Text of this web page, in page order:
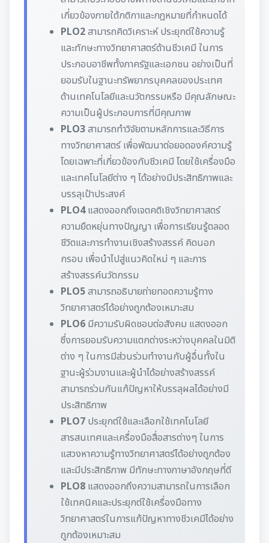
เกี่ยวข้องภายใต้กติกาและกฎหมายที่กำหนดได้
PLO2สามารถคิดวิเคราะห์ ประยุกต์ใช้ความรู้
และทักษะทางวิทยาศาสตร์ด้านชีวเคมี ในการ
ประกอบอาชีพทั้งภาครัฐและเอกชน อย่างเป็นที่
ยอมรับในฐานะทรัพยากรบุคคลของประเทศ
ด้านเทคโนโลยีและนวัตกรรมหรือ มีคุณลักษณะ
ความเป็นผู้ประกอบการที่มีคุณภาพ
PLO3สามารถทำวิจัยตามหลักการและวิธีการ
ทางวิทยาศาสตร์ เพื่อพัฒนาต่อยอดองค์ความรู้
โดยเฉพาะที่เกี่ยวข้องกับชีวเคมี โดยใช้เครื่องมือ
และเทคโนโลยีต่าง ๆ ได้อย่างมีประสิทธิภาพและ
บรรลุเป้าประสงค์
PLO4แสดงออกถึงเจตคติเชิงวิทยาศาสตร์
ความยืดหยุ่นทางปัญญา เพื่อการเรียนรู้ตลอด
ชีวิตและการทำงานเชิงสร้างสรรค์ คิดนอก
กรอบ เพื่อนำไปสู่แนวคิดใหม่ ๆ และการ
สร้างสรรค์นวัตกรรม
PLO5สามารถอธิบายถ่ายทอดความรู้ทาง
วิทยาศาสตร์ได้อย่างถูกต้องเหมาะสม
PLO6 มีความรับผิดชอบต่อสังคม แสดงออก
ซึ่งการยอมรับความแตกต่างระหว่างบุคคลในมิติ
ต่าง ๆ ในการมีส่วนร่วมทำงานกับผู้อื่นทั้งใน
ฐานะผู้ร่วมงานและผู้นำได้อย่างสร้างสรรค์
สามารถร่วมกันแก้ปัญหาให้บรรลุผลได้อย่างมี
ประสิทธิภาพ
PLO7 ประยุกต์ใช้และเลือกใช้เทคโนโลยี
สารสนเทศและเครื่องมือสื่อสารต่างๆ ในการ
แสวงหาความรู้ทางวิทยาศาสตร์ได้อย่างถูกต้อง
และมีประสิทธิภาพ มีทักษะทางภาษาอังกฤษที่ดี
PLO8 แสดงออกถึงความสามารถในการเลือก
ใช้เทคนิคและประยุกต์ใช้เครื่องมือทาง
วิทยาศาสตร์ในการแก้ปัญหาทางชีวเคมีได้อย่าง
ถูกต้องเหมาะสม